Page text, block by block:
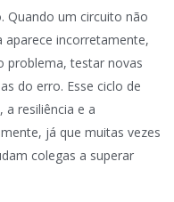
Quando um circuito não
incorretamente,
problema, testar novas
do erro. Esse ciclo de
resiliência e a
já que muitas vezes
colegas a superar